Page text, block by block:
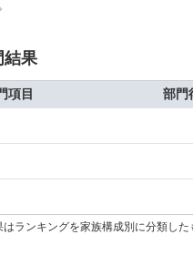
結果
項目 部門
ランキングを家族構成別に分類した